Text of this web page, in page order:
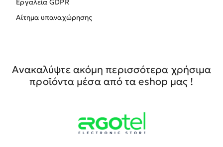
Εργαλεία GDPR
Αίτημα υπαναχώρησης
Ανακαλύψτε ακόμη περισσότερα χρήσιμα
προϊόντα μέσα από τα eshop μας !